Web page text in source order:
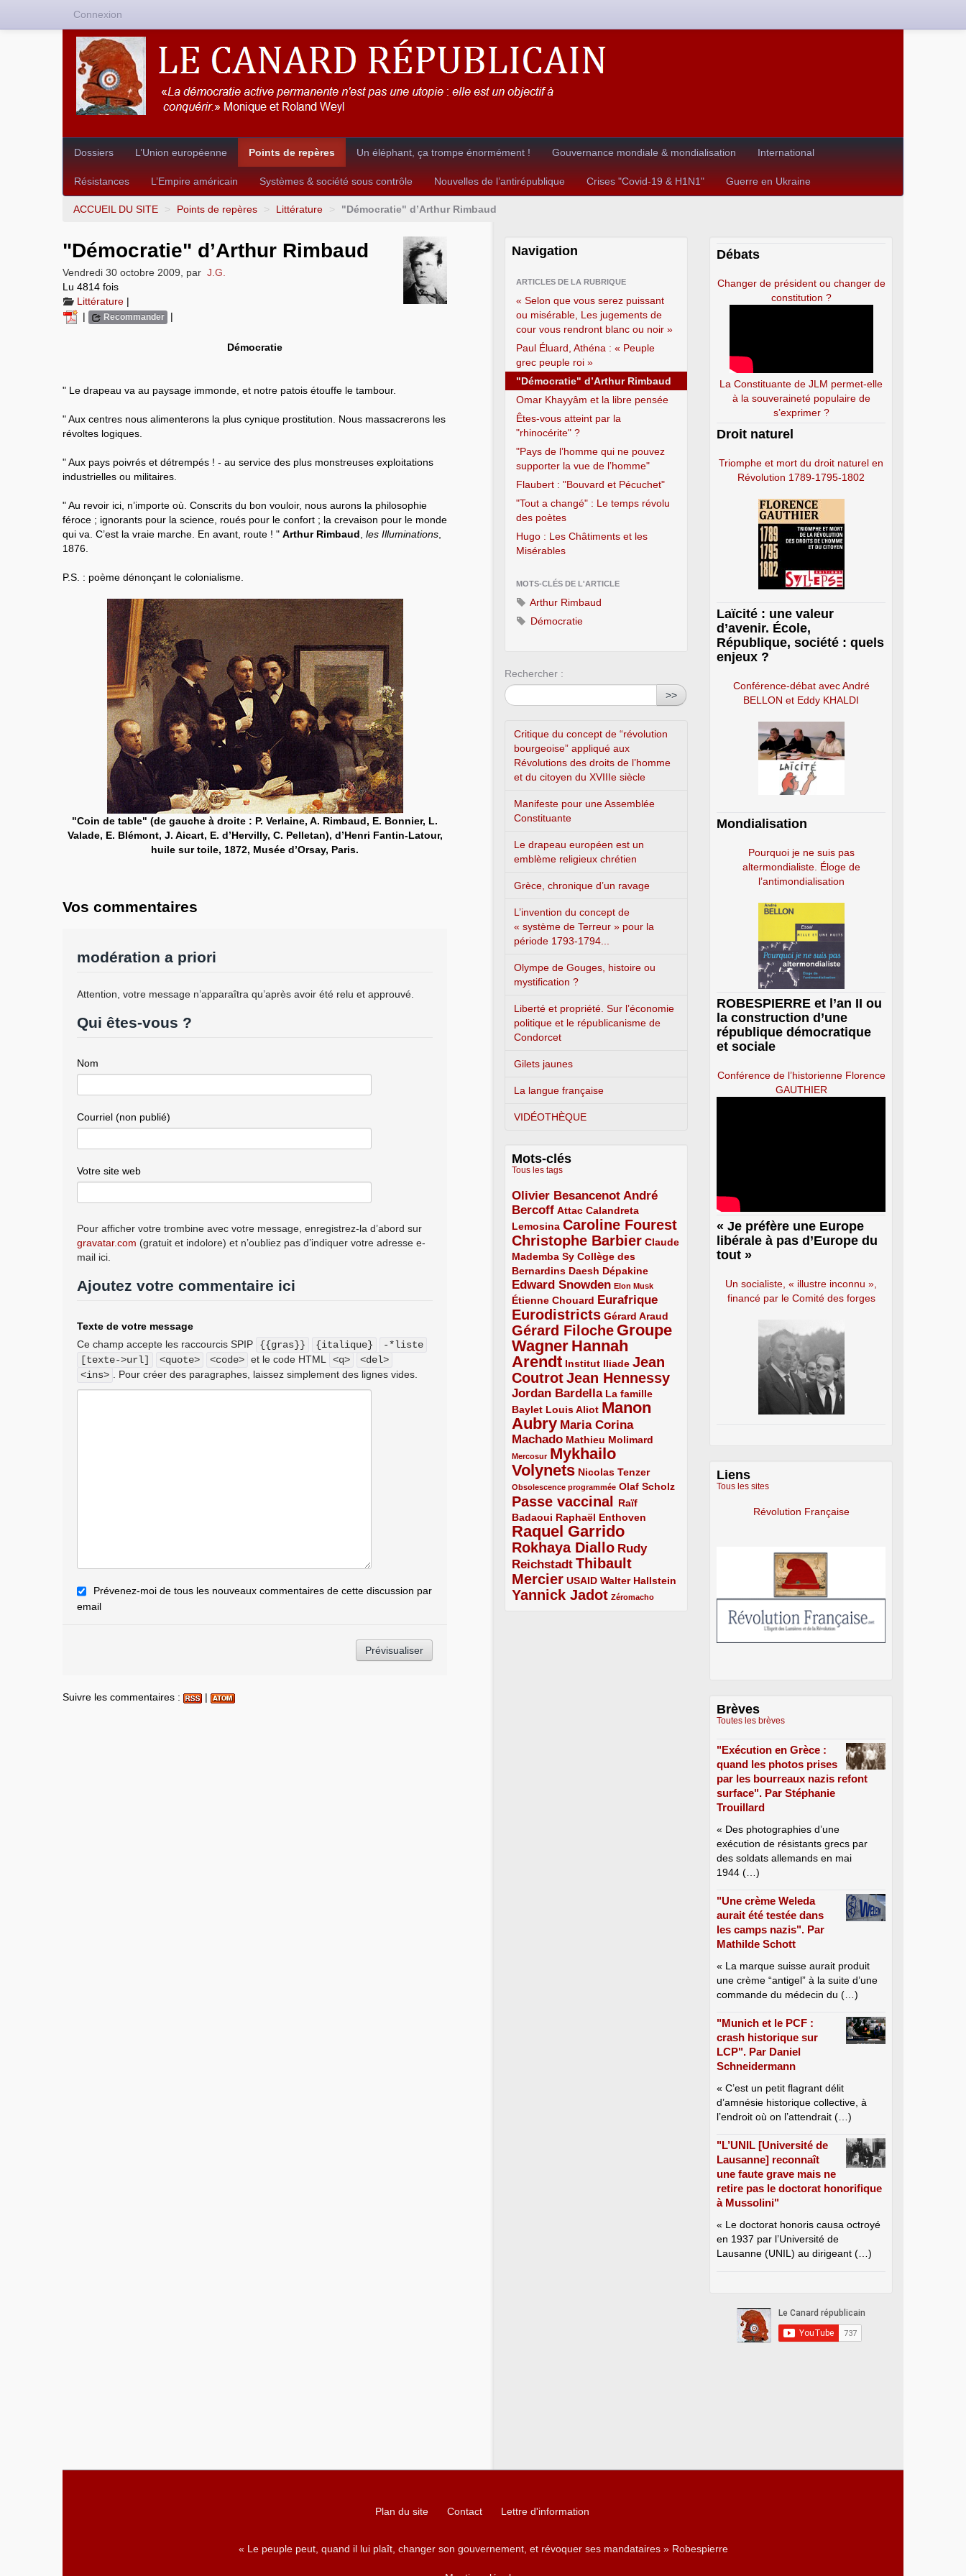
Dossiers L’Union européenne Points de repères Un éléphant, ça trompe énormément ! Gouvernance mondiale & mondialisation International
Résistances L’Empire américain Systèmes & société sous contrôle Nouvelles de l’antirépublique Crises "Covid-19 & H1N1" Guerre en Ukraine
ACCUEIL DU SITE > Points de repères > Littérature > "Démocratie" d’Arthur Rimbaud
"Démocratie" d’Arthur Rimbaud
Vendredi 30 octobre 2009 par J.G.
Lu 4814 fois
Littérature |
|
Recommander |
Démocratie
" Le drapeau va au paysage immonde, et notre patois étouffe le tambour.
" Aux centres nous alimenterons la plus cynique prostitution. Nous massacrerons les
révoltes logiques.
" Aux pays poivrés et détrempés ! - au service des plus monstreuses exploitations
industrielles ou militaires.
" Au revoir ici, n’importe où. Conscrits du bon vouloir, nous aurons la philosophie
féroce ; ignorants pour la science, roués pour le confort ; la crevaison pour le monde
qui va. C’est la vraie marche. En avant, route ! " Arthur Rimbaud les Illuminations
1876.
P.S. : poème dénonçant le colonialisme.
"Coin de table" (de gauche à droite : P. Verlaine, A. Rimbaud, E. Bonnier, L.
Valade, E. Blémont, J. Aicart, E. d’Hervilly, C. Pelletan), d’Henri Fantin-Latour,
huile sur toile, 1872, Musée d’Orsay, Paris.
Vos commentaires
modération a priori
Attention, votre message n’apparaîtra qu’après avoir été relu et approuvé.
Qui êtes-vous ?
Nom
Courriel (non publié)
Votre site web
Pour afficher votre trombine avec votre message, enregistrez-la d’abord sur
gravatar.com (gratuit et indolore) et n’oubliez pas d’indiquer votre adresse e-
mail ici.
Ajoutez votre commentaire ici
Texte de votre message
Ce champ accepte les raccourcis SPIP
{{gras}} {italique}
-*liste
[texte->url]
<quote> <code> et le code HTML <q>
<del>
<ins>
. Pour créer des paragraphes, laissez simplement des lignes vides.
Prévenez-moi de tous les nouveaux commentaires de cette discussion par
email
Suivre les commentaires : |
Navigation
ARTICLES DE LA RUBRIQUE
« Selon que vous serez puissant
ou misérable, Les jugements de
cour vous rendront blanc ou noir »
Paul Éluard, Athéna : « Peuple
grec peuple roi »
"Démocratie" d’Arthur Rimbaud
Omar Khayyâm et la libre pensée
Êtes-vous atteint par la
"rhinocérite" ?
"Pays de l’homme qui ne pouvez
supporter la vue de l’homme"
Flaubert : "Bouvard et Pécuchet"
"Tout a changé" : Le temps révolu
des poètes
Hugo : Les Châtiments et les
Misérables
MOTS-CLÉS DE L'ARTICLE
Arthur Rimbaud
Démocratie
Rechercher :
>>
Critique du concept de “révolution
bourgeoise” appliqué aux
Révolutions des droits de l’homme
et du citoyen du XVIIIe siècle
Manifeste pour une Assemblée
Constituante
Le drapeau européen est un
emblème religieux chrétien
Grèce, chronique d’un ravage
L’invention du concept de
« système de Terreur » pour la
période 1793-1794...
Olympe de Gouges, histoire ou
mystification ?
Liberté et propriété. Sur l’économie
politique et le républicanisme de
Condorcet
Gilets jaunes
La langue française
VIDÉOTHÈQUE
Mots-clés
Tous les tags
Olivier Besancenot
3/5
André
Bercoff
3/5 Attac
2/5
Calandreta
Lemosina
2/5 Caroline Fourest
4/5
Christophe Barbier
4/5
Claude
Mademba Sy
2/5
Collège des
Bernardins
2/5 Daesh
2/5 Dépakine
2/5
Edward Snowden
3/5 Elon Musk
1/5
Étienne Chouard
2/5 Eurafrique
3/5
Eurodistricts
4/5 Gérard Araud
2/5
Gérard Filoche
4/5
Groupe
Wagner
5/5
Hannah
Arendt
5/5 Institut Iliade
2/5
Jean
Coutrot
4/5 Jean Hennessy
4/5
Jordan Bardella
3/5
La famille
Baylet
2/5 Louis Aliot
2/5
Manon
Aubry
5/5
Maria Corina
Machado
3/5 Mathieu Molimard
2/5
Mercosur
1/5
Mykhailo
Volynets
5/5 Nicolas Tenzer
2/5
Obsolescence programmée
1/5 Olaf Scholz
2/5
Passe vaccinal
4/5
Raïf
Badaoui
2/5 Raphaël Enthoven
2/5
Raquel Garrido
5/5
Rokhaya Diallo
4/5
Rudy
Reichstadt
3/5
Thibault
Mercier
4/5 USAID
2/5 Walter Hallstein
2/5
Yannick Jadot
4/5 Zéromacho
1/5
Débats
Changer de président ou changer de
constitution ?
La Constituante de JLM permet-elle
à la souveraineté populaire de
s’exprimer ?
Droit naturel
Triomphe et mort du droit naturel en
Révolution 1789-1795-1802
Laïcité : une valeur
d’avenir. École,
République, société : quels
enjeux ?
Conférence-débat avec André
BELLON et Eddy KHALDI
Mondialisation
Pourquoi je ne suis pas
altermondialiste. Éloge de
l’antimondialisation
ROBESPIERRE et l’an II ou
la construction d’une
république démocratique
et sociale
Conférence de l’historienne Florence
GAUTHIER
« Je préfère une Europe
libérale à pas d’Europe du
tout »
Un socialiste, « illustre inconnu »,
financé par le Comité des forges
Liens
Tous les sites
Révolution Française
Brèves
Toutes les brèves
"Exécution en Grèce :
quand les photos prises
par les bourreaux nazis refont
surface". Par Stéphanie
Trouillard
« Des photographies d’une
exécution de résistants grecs par
des soldats allemands en mai
1944 (…)
"Une crème Weleda
aurait été testée dans
les camps nazis". Par
Mathilde Schott
« La marque suisse aurait produit
une crème “antigel” à la suite d’une
commande du médecin du (…)
"Munich et le PCF :
crash historique sur
LCP". Par Daniel
Schneidermann
« C’est un petit flagrant délit
d’amnésie historique collective, à
l’endroit où on l’attendrait (…)
"L’UNIL [Université de
Lausanne] reconnaît
une faute grave mais ne
retire pas le doctorat honorifique
à Mussolini"
« Le doctorat honoris causa octroyé
en 1937 par l’Université de
Lausanne (UNIL) au dirigeant (…)
Plan du site Contact Lettre d'information
« Le peuple peut, quand il lui plaît, changer son gouvernement, et révoquer ses mandataires » Robespierre
Connexion